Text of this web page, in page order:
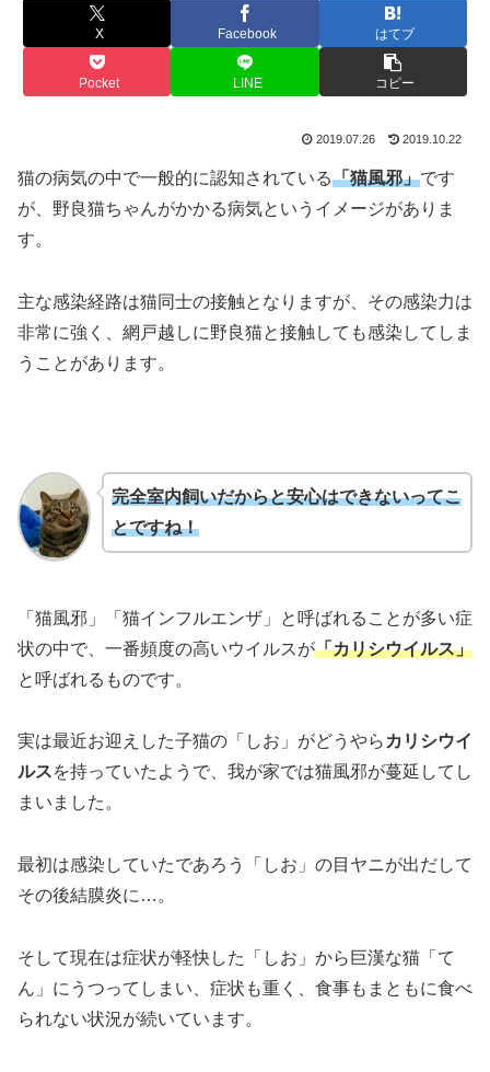
X Facebook はてブ
Pocket LINE コピー
2019.07.26 2019.10.22
猫の病気の中で一般的に認知されている「猫風邪」です
が、野良猫ちゃんがかかる病気というイメージがありま
す。
主な感染経路は猫同士の接触となりますが、その感染力は
非常に強く、網戸越しに野良猫と接触しても感染してしま
うことがあります。
完全室内飼いだからと安心はできないってこ
とですね！
「猫風邪」「猫インフルエンザ」と呼ばれることが多い症
状の中で、一番頻度の高いウイルスが「カリシウイルス」
と呼ばれるものです。
実は最近お迎えした子猫の「しお」がどうやらカリシウイ
ルスを持っていたようで、我が家では猫風邪が蔓延してし
まいました。
最初は感染していたであろう「しお」の目ヤニが出だして
その後結膜炎に…。
そして現在は症状が軽快した「しお」から巨漢な猫「て
ん」にうつってしまい、症状も重く、食事もまともに食べ
られない状況が続いています。